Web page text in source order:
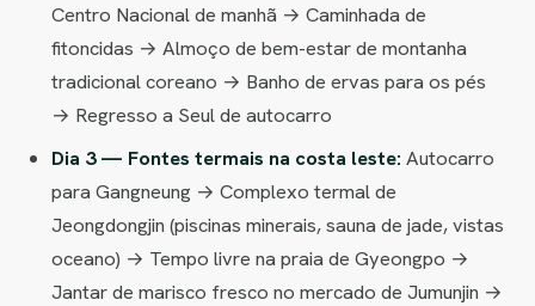
Centro Nacional de manhã → Caminhada de
fitoncidas → Almoço de bem-estar de montanha
tradicional coreano → Banho de ervas para os pés
→ Regresso a Seul de autocarro
Dia 3 — Fontes termais na costa leste: Autocarro
para Gangneung → Complexo termal de
Jeongdongjin (piscinas minerais, sauna de jade, vistas
oceano) → Tempo livre na praia de Gyeongpo →
Jantar de marisco fresco no mercado de Jumunjin →